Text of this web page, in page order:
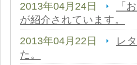
2013年04月24日
「
が紹介されています。
2013年04月22日
レ
た。